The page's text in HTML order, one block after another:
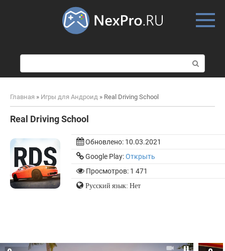
о
и
к
Главная » Игры для Андроид » Real Driving School
Real Driving School
Обновлено: 10.03.2021
Google Play:Открыть
Просмотров: 1 471
Русский язык: Нет